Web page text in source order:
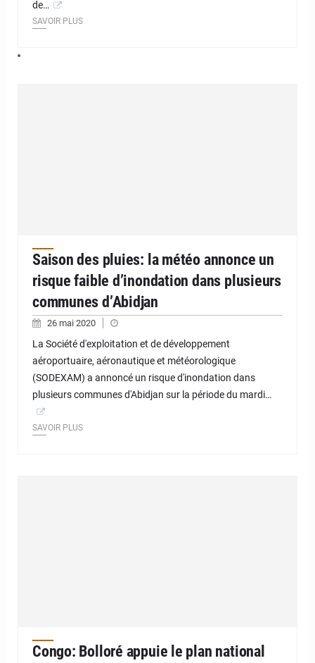
de…
SAVOIR PLUS
Saison des pluies: la météo annonce un
risque faible d’inondation dans plusieurs
communes d’Abidjan
26 mai 2020
La Société d'exploitation et de développement
aéroportuaire, aéronautique et météorologique
(SODEXAM) a annoncé un risque d'inondation dans
plusieurs communes d'Abidjan sur la période du mardi…
SAVOIR PLUS
Congo: Bolloré appuie le plan national